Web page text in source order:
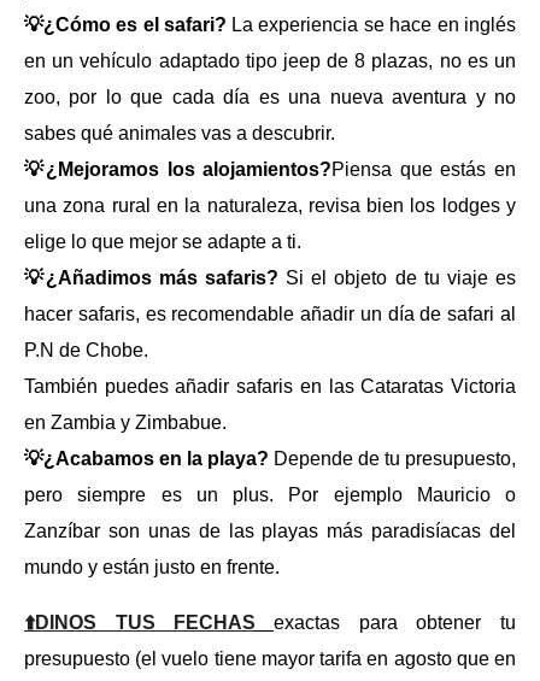
💡¿Cómo es el safari? La experiencia se hace en inglés
en un vehículo adaptado tipo jeep de 8 plazas, no es un
zoo, por lo que cada día es una nueva aventura y no
sabes qué animales vas a descubrir.
💡¿Mejoramos los alojamientos?Piensa que estás en
una zona rural en la naturaleza, revisa bien los lodges y
elige lo que mejor se adapte a ti.
💡¿Añadimos más safaris? Si el objeto de tu viaje es
hacer safaris, es recomendable añadir un día de safari al
P.N de Chobe.
También puedes añadir safaris en las Cataratas Victoria
en Zambia y Zimbabue.
💡¿Acabamos en la playa? Depende de tu presupuesto,
pero siempre es un plus. Por ejemplo Mauricio o
Zanzíbar son unas de las playas más paradisíacas del
mundo y están justo en frente.
⬆️DINOS TUS FECHAS
exactas para obtener tu
presupuesto (el vuelo tiene mayor tarifa en agosto que en